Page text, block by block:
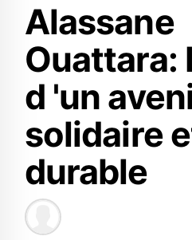
Alassane
Ouattara:
d 'un
solidaire
durable